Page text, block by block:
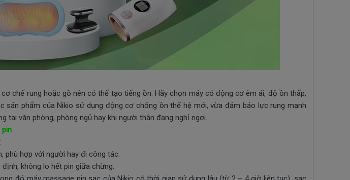
chế rung hoặc gõ nên có thể tạo tiếng ồn. Hãy chọn máy có động cơ êm ái, độ ồn thấp,
sản phẩm của Nikio sử dụng động cơ chống ồn thế hệ mới, vừa đảm bảo lực rung mạnh
tại văn phòng, phòng ngủ hay khi người thân đang nghỉ ngơi.
pin
phù hợp với người hay đi công tác.
không lo hết pin giữa chừng.